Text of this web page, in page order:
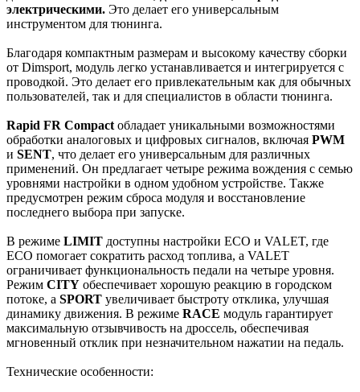
электрическими. Это делает его универсальным
инструментом для тюнинга.
Благодаря компактным размерам и высокому качеству сборки
от Dimsport, модуль легко устанавливается и интегрируется с
проводкой. Это делает его привлекательным как для обычных
пользователей, так и для специалистов в области тюнинга.
Rapid FR Compact обладает уникальными возможностями
обработки аналоговых и цифровых сигналов, включая PWM
и SENT, что делает его универсальным для различных
применений. Он предлагает четыре режима вождения с семью
уровнями настройки в одном удобном устройстве. Также
предусмотрен режим сброса модуля и восстановление
последнего выбора при запуске.
В режиме LIMIT доступны настройки ECO и VALET, где
ECO помогает сократить расход топлива, а VALET
ограничивает функциональность педали на четыре уровня.
Режим CITY обеспечивает хорошую реакцию в городском
потоке, а SPORT увеличивает быстроту отклика, улучшая
динамику движения. В режиме RACE модуль гарантирует
максимальную отзывчивость на дроссель, обеспечивая
мгновенный отклик при незначительном нажатии на педаль.
Технические особенности: